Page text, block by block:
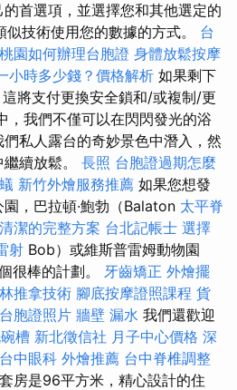
首選項，並選擇您和其他選定的
技術使用您的數據的方式。 台
桃園如何辦理台胞證 身體放鬆按摩
小時多少錢？價格解析 如果剩下
將支付更換安全鎖和/或複制/更
，我們不僅可以在閃閃發光的浴
私人露台的奇妙景色中潛入，然
續放鬆。 長照 台胞證過期怎麼
新竹外燴服務推薦 如果您想發
，巴拉頓·鮑勃（Balaton 太平脊
潔的完整方案 台北記帳士 選擇
射 Bob）或維斯普雷姆動物園
很棒的計劃。 牙齒矯正 外燴擺
推拿技術 腳底按摩證照課程 貨
台胞證照片 牆壁 漏水 我們還歡迎
槽 新北徵信社 月子中心價格 深
台中眼科 外燴推薦 台中脊椎調整
房是96平方米，精心設計的住